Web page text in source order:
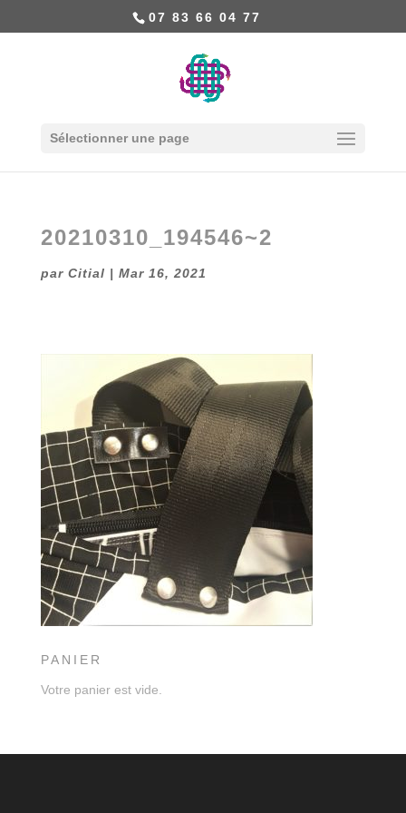
07 83 66 04 77
Sélectionner une page
20210310_194546~2
par Citial | Mar 16, 2021
PANIER
Votre panier est vide.